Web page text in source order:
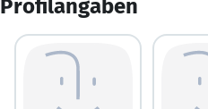
Profilangaben